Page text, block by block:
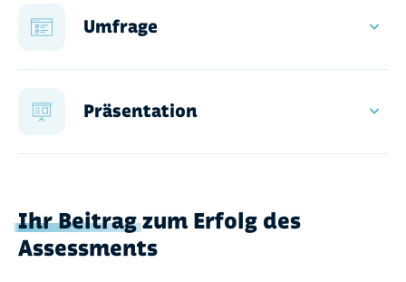
Sinn und Zweck
Personen
Vorgehen
Umfrage
Durchführung
Qualitative Fragen
Kernaussagen herausschälen
Präsentation
Eckpunkte
Umfrageergebnisse
Handlungsempfehlungen
Ihr Beitragzum Erfolg des
Assessments